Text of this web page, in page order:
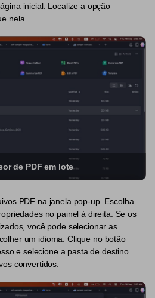
em massa – o novo
tarefa em PDF simples e rápida.
Senha
com IA
IA
com IA
PDF
inicial. Localize a opção
nela.
de PDF em lote
PDF na janela pop-up. Escolha
no painel à direita. Se os
você pode selecionar as
um idioma. Clique no botão
e selecione a pasta de destino
convertidos.